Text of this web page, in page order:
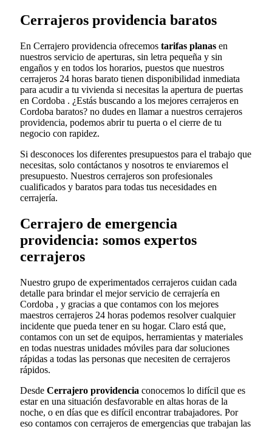
Cerrajeros providencia baratos
En Cerrajero providencia ofrecemos tarifas planas en
nuestros servicio de aperturas, sin letra pequeña y sin
engaños y en todos los horarios, puestos que nuestros
cerrajeros 24 horas barato tienen disponibilidad inmediata
para acudir a tu vivienda si necesitas la apertura de puertas
en Cordoba . ¿Estás buscando a los mejores cerrajeros en
Cordoba baratos? no dudes en llamar a nuestros cerrajeros
providencia, podemos abrir tu puerta o el cierre de tu
negocio con rapidez.
Si desconoces los diferentes presupuestos para el trabajo que
necesitas, solo contáctanos y nosotros te enviaremos el
presupuesto. Nuestros cerrajeros son profesionales
cualificados y baratos para todas tus necesidades en
cerrajería.
Cerrajero de emergencia
providencia: somos expertos
cerrajeros
Nuestro grupo de experimentados cerrajeros cuidan cada
detalle para brindar el mejor servicio de cerrajería en
Cordoba , y gracias a que contamos con los mejores
maestros cerrajeros 24 horas podemos resolver cualquier
incidente que pueda tener en su hogar. Claro está que,
contamos con un set de equipos, herramientas y materiales
en todas nuestras unidades móviles para dar soluciones
rápidas a todas las personas que necesiten de cerrajeros
rápidos.
Desde Cerrajero providencia conocemos lo difícil que es
estar en una situación desfavorable en altas horas de la
noche, o en días que es difícil encontrar trabajadores. Por
eso contamos con cerrajeros de emergencias que trabajan las